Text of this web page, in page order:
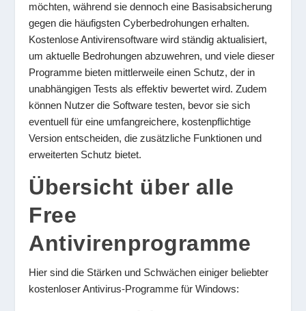
möchten, während sie dennoch eine Basisabsicherung
gegen die häufigsten Cyberbedrohungen erhalten.
Kostenlose Antivirensoftware wird ständig aktualisiert,
um aktuelle Bedrohungen abzuwehren, und viele dieser
Programme bieten mittlerweile einen Schutz, der in
unabhängigen Tests als effektiv bewertet wird. Zudem
können Nutzer die Software testen, bevor sie sich
eventuell für eine umfangreichere, kostenpflichtige
Version entscheiden, die zusätzliche Funktionen und
erweiterten Schutz bietet.
Übersicht über alle
Free
Antivirenprogramme
Hier sind die Stärken und Schwächen einiger beliebter
kostenloser Antivirus-Programme für Windows: